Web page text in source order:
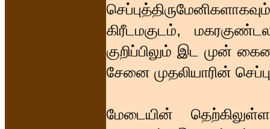
கிரீடமகுடம்,
குறிப்பிலும் இட முன்
சேனை முதலியாரின்
மேடையின்